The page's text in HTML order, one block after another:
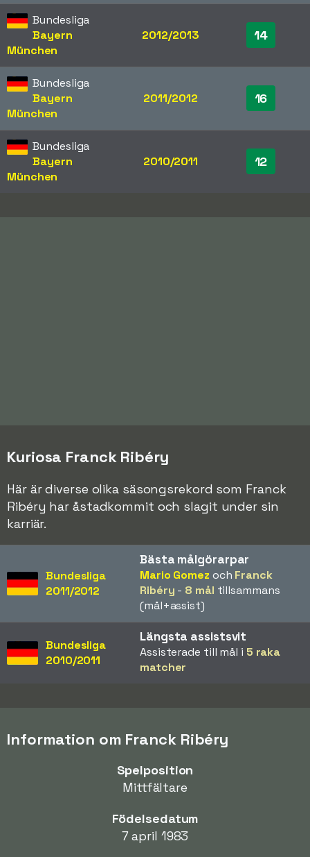
Bundesliga
Bayern
München
2012/2013 14
Bundesliga
Bayern
München
2011/2012 16
Bundesliga
Bayern
München
2010/2011 12
Kuriosa Franck Ribéry
Här är diverse olika säsongsrekord som Franck
Ribéry har åstadkommit och slagit under sin
karriär.
Bundesliga
2011/2012
Bästa målgörarpar
Mario Gomez och Franck
Ribéry - 8 mål tillsammans
(mål+assist)
Bundesliga
2010/2011
Längsta assistsvit
Assisterade till mål i 5 raka
matcher
Information om Franck Ribéry
Spelposition
Mittfältare
Födelsedatum
7 april 1983